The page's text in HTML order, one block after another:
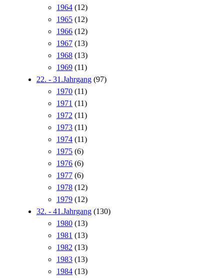
1964 (12)
1965 (12)
1966 (12)
1967 (13)
1968 (13)
1969 (11)
22. - 31.Jahrgang (97)
1970 (11)
1971 (11)
1972 (11)
1973 (11)
1974 (11)
1975 (6)
1976 (6)
1977 (6)
1978 (12)
1979 (12)
32. - 41.Jahrgang (130)
1980 (13)
1981 (13)
1982 (13)
1983 (13)
1984 (13)